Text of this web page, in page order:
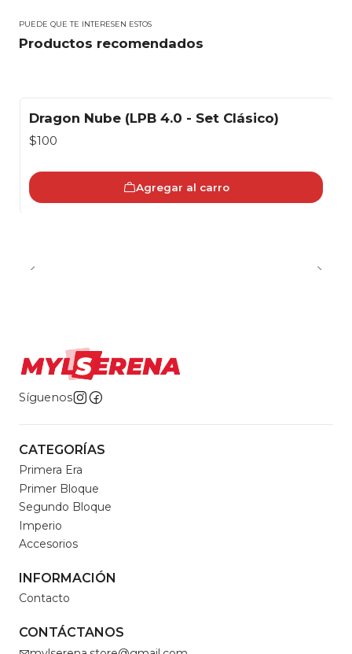
PUEDE QUE TE INTERESEN ESTOS
Productos recomendados
Dragon Nube (LPB 4.0 - Set Clásico)
$100
Agregar al carro
Síguenos
CATEGORÍAS
Primera Era
Primer Bloque
Segundo Bloque
Imperio
Accesorios
INFORMACIÓN
Contacto
CONTÁCTANOS